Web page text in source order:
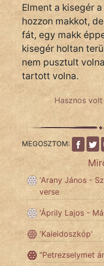
ZENE
FILM
ÉLETMÓD
TÖRTÉNELEM
Népszerű szerzőink:
cinege
Hunor
Jób Gedeon
Láron Ádám
Elment a kisegér
hozzon makkot,
fát, egy makk
kisegér holtan
nem pusztult
tartott volna.
Hasznos
MEGOSZTOM:
'Arany János -
verse
'Áprily Lajos -
'Kaleidoszkóp'
"Petrezselymet